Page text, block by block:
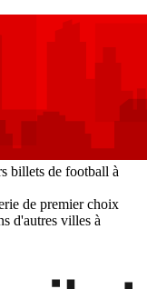
billets de football à
de premier choix
d'autres villes à